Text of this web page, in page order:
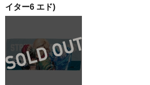
イター6 エド)